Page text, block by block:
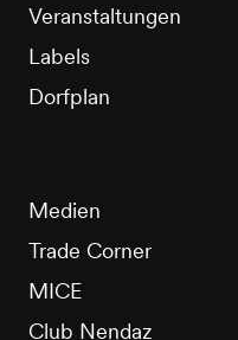
Veranstaltungen
Labels
Dorfplan
Medien
Trade Corner
MICE
Club Nendaz